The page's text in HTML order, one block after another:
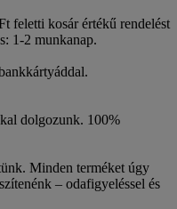
feletti kosár értékű rendelést
1-2 munkanap.
dolgozunk. 100%
Minden terméket úgy
– odafigyeléssel és